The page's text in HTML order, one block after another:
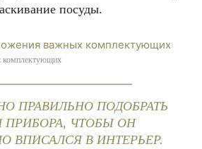
посуды.
комплектующих
ПРАВИЛЬНО ПОДОБРАТЬ
ПРИБОРА, ЧТОБЫ ОН
ВПИСАЛСЯ В ИНТЕРЬЕР.